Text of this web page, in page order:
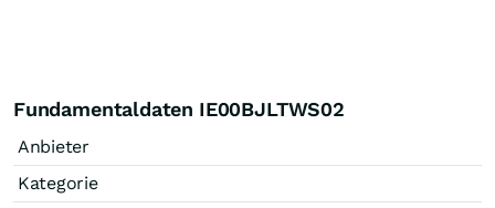
Fundamentaldaten IE00BJLTWS02
Anbieter
Kategorie